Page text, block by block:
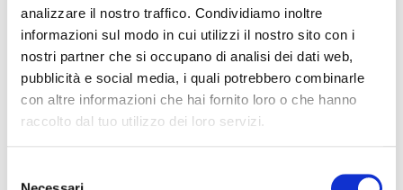
analizzare il nostro traffico. Condividiamo inoltre
informazioni sul modo in cui utilizzi il nostro sito con i
nostri partner che si occupano di analisi dei dati web,
pubblicità e social media, i quali potrebbero combinarle
con altre informazioni che hai fornito loro o che hanno
raccolto dal tuo utilizzo dei loro servizi.